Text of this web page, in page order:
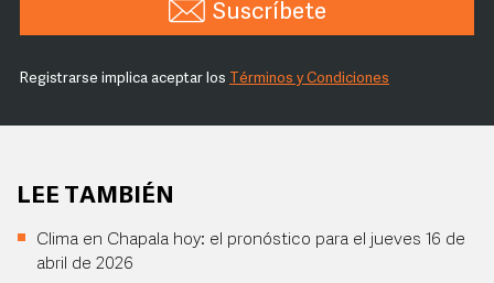
Suscríbete
Registrarse implica aceptar los Términos y Condiciones
LEE TAMBIÉN
Clima en Chapala hoy: el pronóstico para el jueves 16 de
abril de 2026